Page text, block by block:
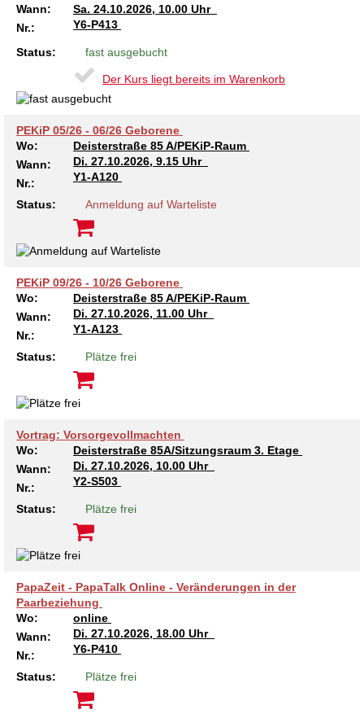
Kindertagesstätte Klaus-Müller-Kilian-Weg /
“Mäuseburg” / Familienzentrum
Kindertagesstätte König-Ludwig-Straße
Kindertagesstätte Langes Feld “Deisterspatzen”
Kindertagesstätte Moorlilienweg /
Familienzentrum
Kindertagesstätte Petermannstraße /
Familienzentrum
Kindertagesstätte Pfarrlandplatz
Kindertagesstätte Rosenbergstraße
Krippe Schleswiger Straße
Kindertagesstätte Schneiderberg
Kindertagesstätte Tresckowstraße
Kindertagesstätte Wiehbergstraße
Kindertagesstätte Ibykusweg / Familienzentrum
Kindertagesstätte Johannes-Lau-Hof
Kindertagesstätte Kapellenbrink /
Familienzentrum
Kindertagesstätte Klaus-Müller-Kilian-Weg /
“Mäuseburg” / Familienzentrum
Kindertagesstätte König-Ludwig-Straße
Kindertagesstätte Langes Feld “Deisterspatzen”
Kindertagesstätte Levester Straße
Offene Sprach-Sprechstunde
Familienzentrum
Kindertagesstätte Petermannstraße /
Familienzentrum
Hör- und Sprachheilkindergarten Ratswiese
Kindertagesstätte Rosenbergstraße
Kindertagesstätte Schneiderberg
Kindertagesstätte Schweriner Straße /
Familienzentrum
Kindertagesstätte Sylter Weg
Wann:
Sa. 24.10.2026, 10.00 Uhr
Nr.:
Y6-P413
Status: fast ausgebucht
Der Kurs liegt bereits im Warenkorb
PEKiP 05/26 - 06/26 Geborene
Wo:
Deisterstraße 85 A/PEKiP-Raum
Wann:
Di. 27.10.2026, 9.15 Uhr
Nr.:
Y1-A120
Status: Anmeldung auf Warteliste
PEKiP 09/26 - 10/26 Geborene
Wo:
Deisterstraße 85 A/PEKiP-Raum
Wann:
Di. 27.10.2026, 11.00 Uhr
Nr.:
Y1-A123
Status: Plätze frei
Vortrag: Vorsorgevollmachten
Wo:
Deisterstraße 85A/Sitzungsraum 3. Etage
Wann:
Di. 27.10.2026, 10.00 Uhr
Nr.:
Y2-S503
Status: Plätze frei
PapaZeit - PapaTalk Online - Veränderungen in der
Paarbeziehung
Wo:
online
Wann:
Di. 27.10.2026, 18.00 Uhr
Nr.:
Y6-P410
Status: Plätze frei